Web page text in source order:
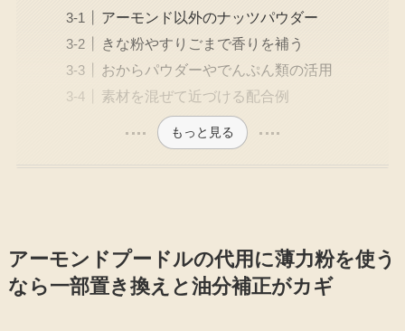
アーモンド以外のナッツパウダー
きな粉やすりごまで香りを補う
おからパウダーやでんぷん類の活用
素材を混ぜて近づける配合例
もっと見る
アーモンドプードルの代用に薄力粉を使う
なら一部置き換えと油分補正がカギ